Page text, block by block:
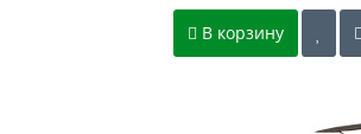
В корзину